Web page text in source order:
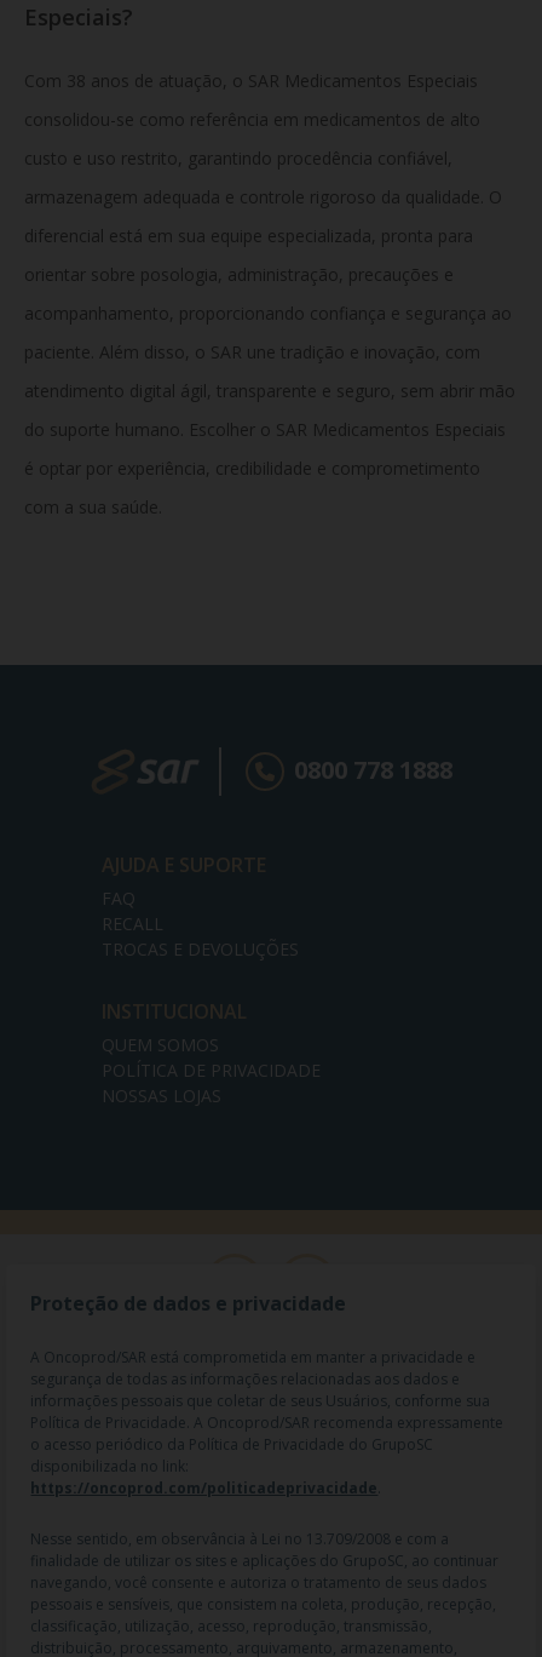
Especiais?
Com 38 anos de atuação, o SAR Medicamentos Especiais
consolidou-se como referência em medicamentos de alto
custo e uso restrito, garantindo procedência confiável,
armazenagem adequada e controle rigoroso da qualidade. O
diferencial está em sua equipe especializada, pronta para
orientar sobre posologia, administração, precauções e
acompanhamento, proporcionando confiança e segurança ao
paciente. Além disso, o SAR une tradição e inovação, com
atendimento digital ágil, transparente e seguro, sem abrir mão
do suporte humano. Escolher o SAR Medicamentos Especiais
é optar por experiência, credibilidade e comprometimento
com a sua saúde.
0800 778 1888
AJUDA E SUPORTE
FAQ
RECALL
TROCAS E DEVOLUÇÕES
INSTITUCIONAL
QUEM SOMOS
POLÍTICA DE PRIVACIDADE
NOSSAS LOJAS
RAZÃO SOCIAL: ONCO PROD DIST. DE PROD. HOSP. E ONCOL. LTDA |
04.307.650/0019-64 | IE: 119.242.793.110 | Endereço R: Olimpíadas, nº
100 2º andar CJ 21 22 - Vila Olímpia - SP | Cep: 04551-000 |
Farmacêutico responsável: Dra. Gislaine Lopes de Jesus - CRF/SP 47509
| AFE: 7.60997-7 | CMVS: 355030801-477-010609-1-0.
As informações contidas neste site não devem ser usadas para
Proteção de dados e privacidade
A Oncoprod/SAR está comprometida em manter a privacidade e
segurança de todas as informações relacionadas aos dados e
informações pessoais que coletar de seus Usuários, conforme sua
Política de Privacidade. A Oncoprod/SAR recomenda expressamente
o acesso periódico da Política de Privacidade do GrupoSC
disponibilizada no link:
https://oncoprod.com/politicadeprivacidade
Nesse sentido, em observância à Lei no 13.709/2008 e com a
finalidade de utilizar os sites e aplicações do GrupoSC, ao continuar
navegando, você consente e autoriza o tratamento de seus dados
pessoais e sensíveis, que consistem na coleta, produção, recepção,
classificação, utilização, acesso, reprodução, transmissão,
distribuição, processamento, arquivamento, armazenamento,